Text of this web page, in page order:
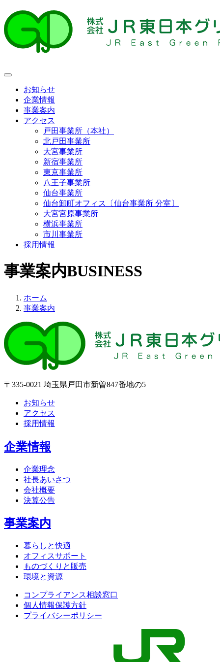
お知らせ
企業情報
事業案内
アクセス
戸田事業所（本社）
北戸田事業所
大宮事業所
新宿事業所
東京事業所
八王子事業所
仙台事業所
仙台卸町オフィス〔仙台事業所 分室〕
大宮宮原事業所
横浜事業所
市川事業所
採用情報
事業案内BUSINESS
ホーム
事業案内
〒335-0021 埼玉県戸田市新曽847番地の5
お知らせ
アクセス
採用情報
企業情報
企業理念
社長あいさつ
会社概要
決算公告
事業案内
暮らしと快適
オフィスサポート
ものづくりと販売
環境と資源
コンプライアンス相談窓口
個人情報保護方針
プライバシーポリシー